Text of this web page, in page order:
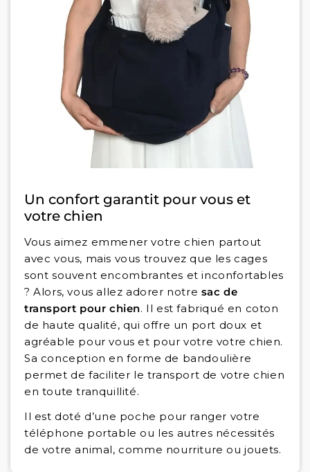
Un confort garantit pour vous et
votre chien
Vous aimez emmener votre chien partout
avec vous, mais vous trouvez que les cages
sont souvent encombrantes et inconfortables
? Alors, vous allez adorer notre sac de
transport pour chien. Il est fabriqué en coton
de haute qualité, qui offre un port doux et
agréable pour vous et pour votre votre chien.
Sa conception en forme de bandoulière
permet de faciliter le transport de votre chien
en toute tranquillité.
Il est doté d’une poche pour ranger votre
téléphone portable ou les autres nécessités
de votre animal, comme nourriture ou jouets.